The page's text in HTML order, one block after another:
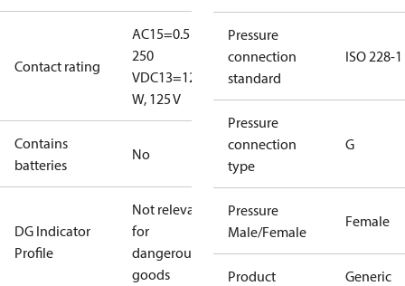
Contact rating
AC15=0.5 A,
250
VDC13=12
W, 125 V
Contains
batteries
No
DG Indicator
Profile
Not relevant
for
dangerous
goods
Pressure
connection
standard
ISO 228-1
Pressure
connection
type
G
Pressure
Male/Female
Female
Product
Generic